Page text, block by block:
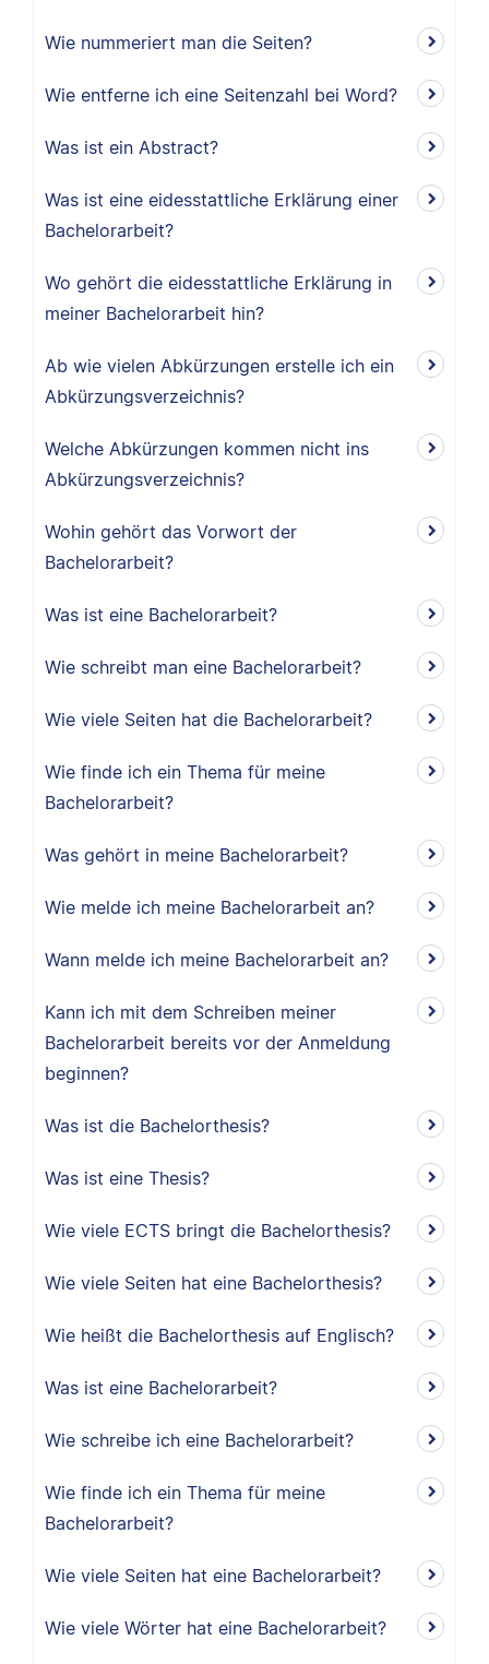
Wie nummeriert man die Seiten?
Wie entferne ich eine Seitenzahl bei Word?
Was ist ein Abstract?
Was ist eine eidesstattliche Erklärung einer
Bachelorarbeit?
Wo gehört die eidesstattliche Erklärung in
meiner Bachelorarbeit hin?
Ab wie vielen Abkürzungen erstelle ich ein
Abkürzungsverzeichnis?
Welche Abkürzungen kommen nicht ins
Abkürzungsverzeichnis?
Wohin gehört das Vorwort der
Bachelorarbeit?
Was ist eine Bachelorarbeit?
Wie schreibt man eine Bachelorarbeit?
Wie viele Seiten hat die Bachelorarbeit?
Wie finde ich ein Thema für meine
Bachelorarbeit?
Was gehört in meine Bachelorarbeit?
Wie melde ich meine Bachelorarbeit an?
Wann melde ich meine Bachelorarbeit an?
Kann ich mit dem Schreiben meiner
Bachelorarbeit bereits vor der Anmeldung
beginnen?
Was ist die Bachelorthesis?
Was ist eine Thesis?
Wie viele ECTS bringt die Bachelorthesis?
Wie viele Seiten hat eine Bachelorthesis?
Wie heißt die Bachelorthesis auf Englisch?
Was ist eine Bachelorarbeit?
Wie schreibe ich eine Bachelorarbeit?
Wie finde ich ein Thema für meine
Bachelorarbeit?
Wie viele Seiten hat eine Bachelorarbeit?
Wie viele Wörter hat eine Bachelorarbeit?